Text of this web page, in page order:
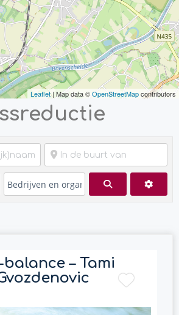
Leaflet| Map data ©OpenStreetMapcontributors
balance – Tami